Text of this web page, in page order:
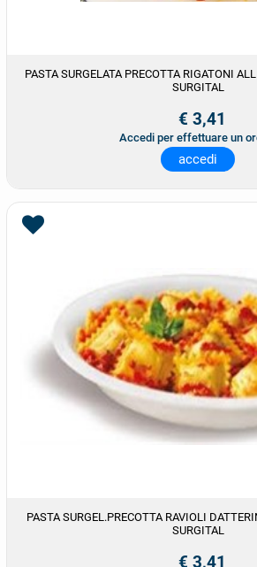
PASTA SURGELATA PRECOTTA RIGATONI
SURGITAL
€ 3,41
Accedi per effettuare un
accedi
PASTA SURGEL.PRECOTTA RAVIOLI
SURGITAL
€ 3,41